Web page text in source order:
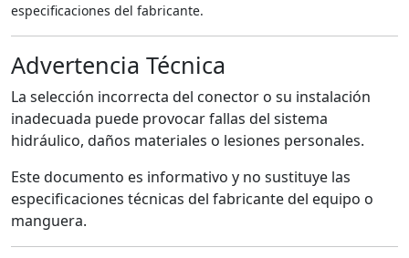
especificaciones del fabricante.
Advertencia Técnica
La selección incorrecta del conector o su instalación
inadecuada puede provocar fallas del sistema
hidráulico, daños materiales o lesiones personales.
Este documento es informativo y no sustituye las
especificaciones técnicas del fabricante del equipo o
manguera.